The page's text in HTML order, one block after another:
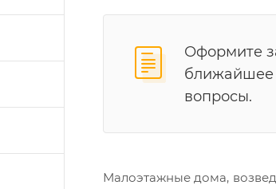
Оформите
ближайшее
вопросы.
Малоэтажные дома,